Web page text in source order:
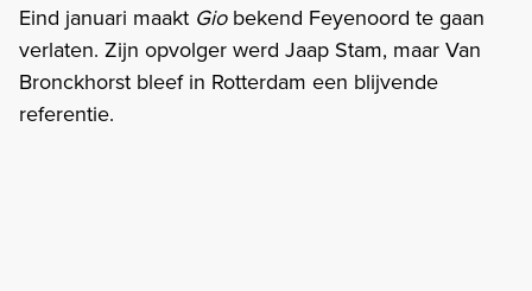
Eind januari maakt Giobekend Feyenoord te gaan
verlaten. Zijn opvolger werd Jaap Stam, maar Van
Bronckhorst bleef in Rotterdam een blijvende
referentie.